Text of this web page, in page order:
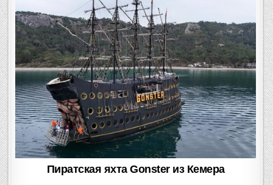
Пиратская яхта Gonster из Кемера